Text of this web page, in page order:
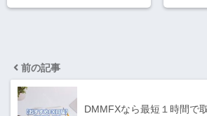
前の記事
DMMFXなら最短１時間で